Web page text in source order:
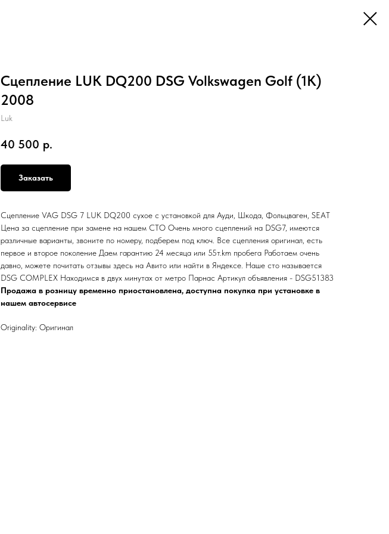
Сцепление LUK DQ200 DSG Volkswagen Golf (1K)
2008
Luk
40 500 р.
Заказать
Сцепление VAG DSG 7 LUK DQ200 сухое с установкой для Ауди, Шкода, Фольцваген, SEAT
Цена за сцепление при замене на нашем СТО Очень много сцеплений на DSG7, имеются
различные варианты, звоните по номеру, подберем под ключ. Все сцепления оригинал, есть
первое и второе поколение Даем гарантию 24 месяца или 55т.km пробега Работаем очень
давно, можете почитать отзывы здесь на Авито или найти в Яндексе. Наше сто называется
DSG COMPLEX Находимся в двух минутах от метро Парнас Артикул объявления - DSG51383
Продажа в розницу временно приостановлена, доступна покупка при установке в
нашем автосервисе
Originality: Оригинал